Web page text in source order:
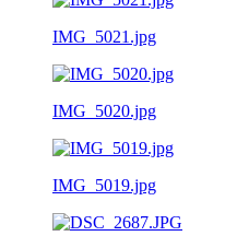
IMG_5021.jpg
IMG_5020.jpg
IMG_5019.jpg